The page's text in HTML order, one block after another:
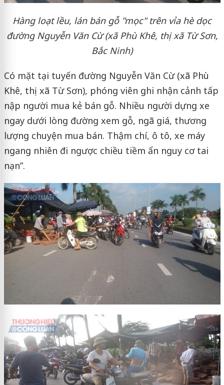
Hàng loạt lều, lán bán gỗ "mọc" trên vỉa hè dọc
đường Nguyễn Văn Cừ (xã Phù Khê, thị xã Từ Sơn,
Bắc Ninh)
Có mặt tại tuyến đường Nguyễn Văn Cừ (xã Phù
Khê, thị xã Từ Sơn), phóng viên ghi nhận cảnh tấp
nập người mua kẻ bán gỗ. Nhiều người dựng xe
ngay dưới lòng đường xem gỗ, ngã giá, thương
lượng chuyện mua bán. Thậm chí, ô tô, xe máy
ngang nhiên đi ngược chiều tiềm ẩn nguy cơ tai
nạn”.